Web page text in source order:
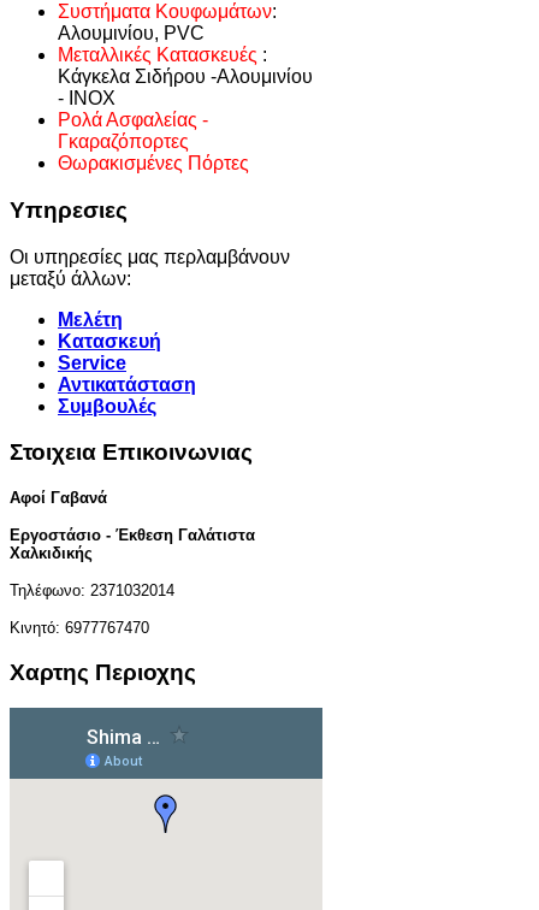
Συστήματα Κουφωμάτων:
Αλουμινίου, PVC
Μεταλλικές Κατασκευές :
Κάγκελα Σιδήρου -Αλουμινίου
- INOX
Ρολά Ασφαλείας -
Γκαραζόπορτες
Θωρακισμένες Πόρτες
Υπηρεσιες
Οι υπηρεσίες μας περλαμβάνουν
μεταξύ άλλων:
Μελέτη
Κατασκευή
Service
Αντικατάσταση
Συμβουλές
Στοιχεια Επικοινωνιας
Αφοί Γαβανά
Εργοστάσιο - Έκθεση Γαλάτιστα
Χαλκιδικής
Τηλέφωνο: 2371032014
Κινητό: 6977767470
Χαρτης Περιοχης